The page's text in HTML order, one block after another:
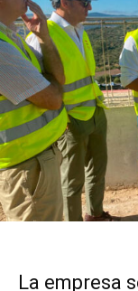
La empresa